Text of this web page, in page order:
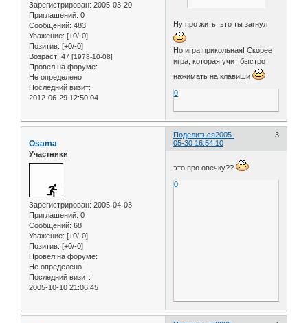
Зарегистрирован: 2005-03-20
Приглашений: 0
Сообщений: 483
Уважение: [+0/-0]
Позитив: [+0/-0]
Возраст: 47 [1978-10-08]
Провел на форуме:
Не определено
Последний визит:
2012-06-29 12:50:04
Ну про жить, это ты загнул
Но игра прикольная! Скорее
игра, которая учит быстро
нажимать на клавиши
0
Поделиться 3
2005-
05-30 16:54:10
Osama
Участники
Зарегистрирован: 2005-04-03
Приглашений: 0
Сообщений: 68
Уважение: [+0/-0]
Позитив: [+0/-0]
Провел на форуме:
Не определено
Последний визит:
2005-10-10 21:06:45
это про овечку??
0